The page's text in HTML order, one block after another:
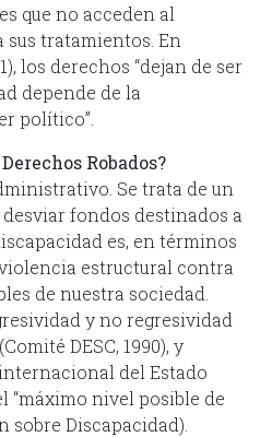
que no acceden al
tratamientos. En
los derechos “dejan de ser
depende de la
político”.
Robados?
Se trata de un
fondos destinados a
es, en términos
estructural contra
de nuestra sociedad.
y no regresividad
DESC, 1990), y
del Estado
“máximo nivel posible de
sobre Discapacidad).